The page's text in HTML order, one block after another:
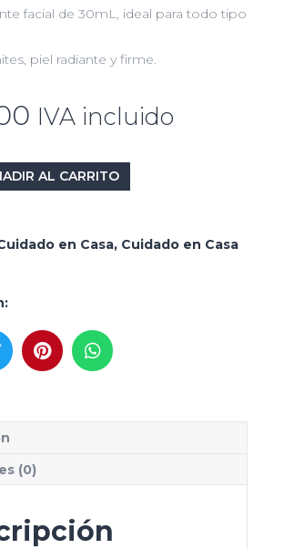
facial de 30mL, ideal para todo tipo
piel radiante y firme.
IVA incluido
AL CARRITO
en Casa, Cuidado en Casa
(0)